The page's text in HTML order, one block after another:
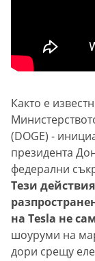
Както е
(DOGE) -
президента
федерални
Тези
на Tesla не
шоуруми на
дори срещу